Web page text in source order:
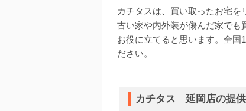
カチタスは、買い取ったお宅
古い家や内外装が傷んだ家でも
お役に立てると思います。全国
ださい。
カチタス 延岡店の提